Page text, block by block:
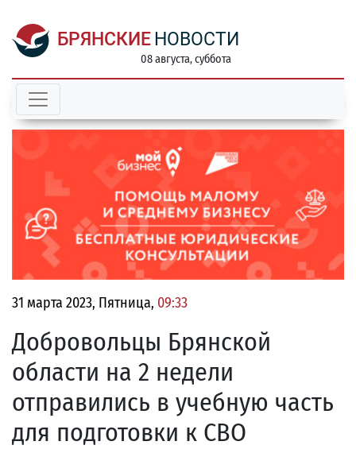
БРЯНСКИЕ НОВОСТИ
08 августа, суббота
31 марта 2023, Пятница, 09:33
Добровольцы Брянской
области на 2 недели
отправились в учебную часть
для подготовки к СВО